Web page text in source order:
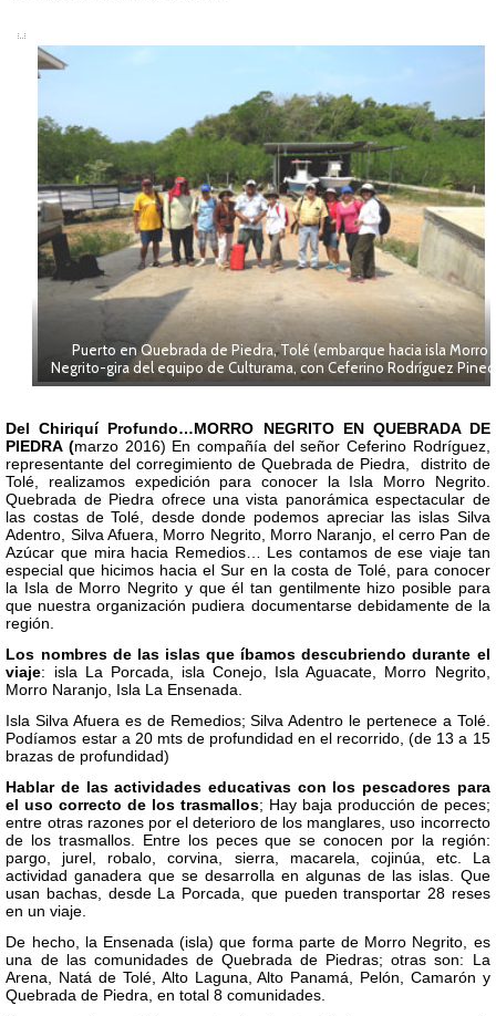
Puerto en Quebrada de Piedra, Tolé (embarque hacia isla Morro
Negrito-gira del equipo de Culturama, con Ceferino Rodríguez
Del Chiriquí Profundo…MORRO NEGRITO EN QUEBRADA DE
PIEDRA (marzo 2016) En compañía del señor Ceferino Rodríguez,
representante del corregimiento de Quebrada de Piedra, distrito de
Tolé, realizamos expedición para conocer la Isla Morro Negrito.
Quebrada de Piedra ofrece una vista panorámica espectacular de
las costas de Tolé, desde donde podemos apreciar las islas Silva
Adentro, Silva Afuera, Morro Negrito, Morro Naranjo, el cerro Pan de
Azúcar que mira hacia Remedios… Les contamos de ese viaje tan
especial que hicimos hacia el Sur en la costa de Tolé, para conocer
la Isla de Morro Negrito y que él tan gentilmente hizo posible para
que nuestra organización pudiera documentarse debidamente de la
región.
Los nombres de las islas que íbamos descubriendo durante el
viaje: isla La Porcada, isla Conejo, Isla Aguacate, Morro Negrito,
Morro Naranjo, Isla La Ensenada.
Isla Silva Afuera es de Remedios; Silva Adentro le pertenece a Tolé.
Podíamos estar a 20 mts de profundidad en el recorrido, (de 13 a 15
brazas de profundidad)
Hablar de las actividades educativas con los pescadores para
el uso correcto de los trasmallos; Hay baja producción de peces;
entre otras razones por el deterioro de los manglares, uso incorrecto
de los trasmallos. Entre los peces que se conocen por la región:
pargo, jurel, robalo, corvina, sierra, macarela, cojinúa, etc. La
actividad ganadera que se desarrolla en algunas de las islas. Que
usan bachas, desde La Porcada, que pueden transportar 28 reses
en un viaje.
De hecho, la Ensenada (isla) que forma parte de Morro Negrito, es
una de las comunidades de Quebrada de Piedras; otras son: La
Arena, Natá de Tolé, Alto Laguna, Alto Panamá, Pelón, Camarón y
Quebrada de Piedra, en total 8 comunidades.